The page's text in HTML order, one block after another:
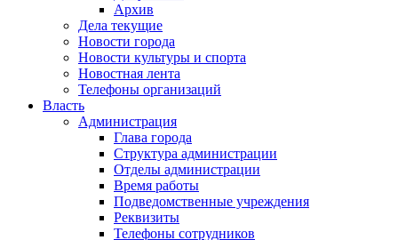
Архив
Дела текущие
Новости города
Новости культуры и спорта
Новостная лента
Телефоны организаций
Власть
Администрация
Глава города
Структура администрации
Отделы администрации
Время работы
Подведомственные учреждения
Реквизиты
Телефоны сотрудников